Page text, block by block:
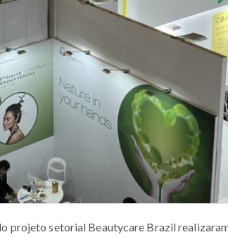
projeto setorial Beautycare Brazil